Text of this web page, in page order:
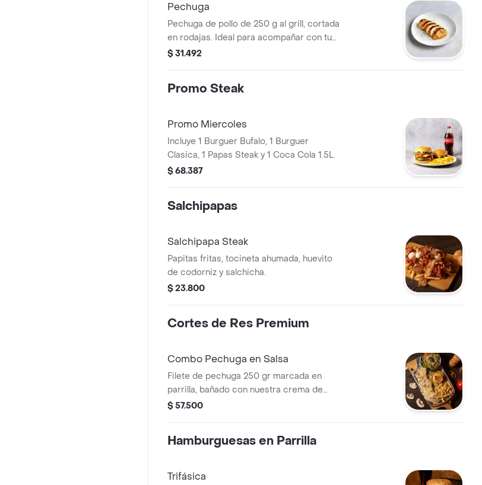
Pechuga
Pechuga de pollo de 250 g al grill, cortada
en rodajas. Ideal para acompañar con tus
guarniciones favoritas.
$ 31.492
Promo Steak
Promo Miercoles
Incluye 1 Burguer Bufalo, 1 Burguer
Clasica, 1 Papas Steak y 1 Coca Cola 1.5L.
$ 68.387
Salchipapas
Salchipapa Steak
Papitas fritas, tocineta ahumada, huevito
de codorniz y salchicha.
$ 23.800
Cortes de Res Premium
Combo Pechuga en Salsa
Filete de pechuga 250 gr marcada en
parrilla, bañado con nuestra crema de
champiñón salteada y guarnición a elegir
$ 57.500
Hamburguesas en Parrilla
Trifásica